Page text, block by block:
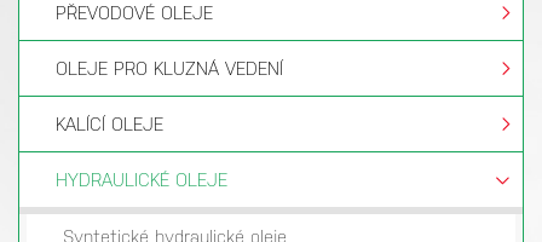
PŘEVODOVÉ OLEJE
OLEJE PRO KLUZNÁ VEDENÍ
KALÍCÍ OLEJE
HYDRAULICKÉ OLEJE
Syntetické hydraulické oleje